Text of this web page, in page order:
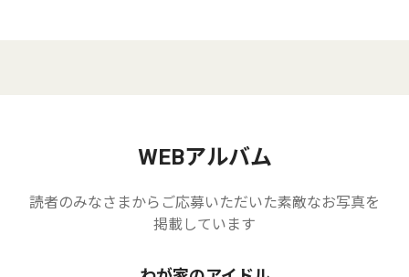
WEBアルバム
読者のみなさまからご応募いただいた素敵なお写真を
掲載しています